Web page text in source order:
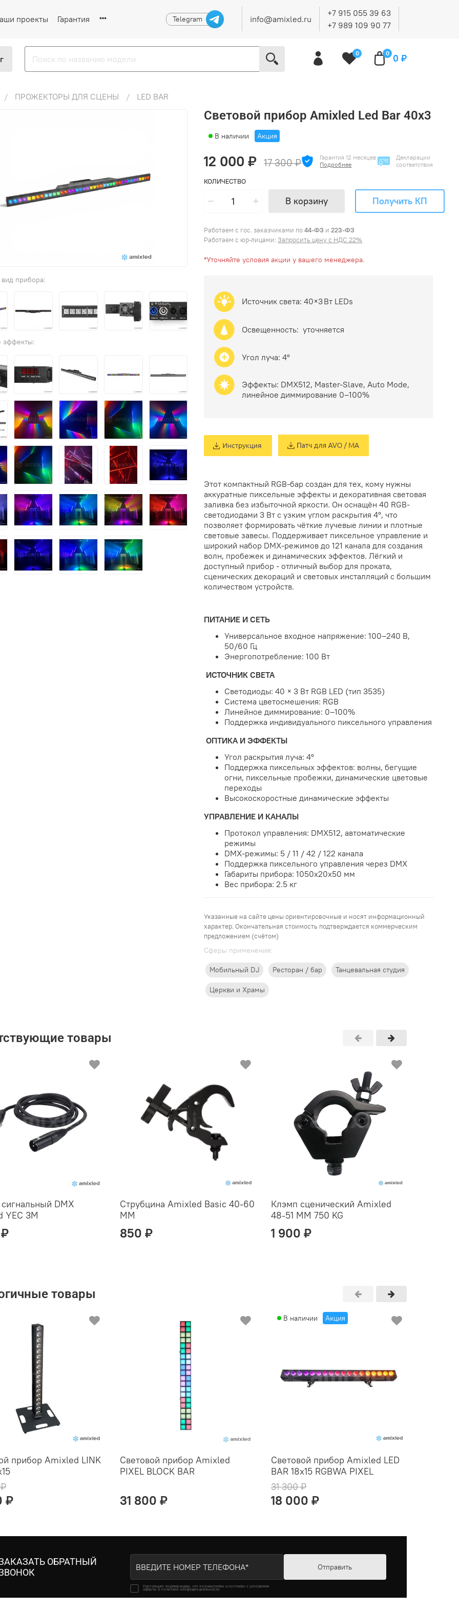
проекты Гарантия Telegram info@amixled.ru
+7 915 055 39 63
+7 989 109 90 77
0 0 0 ₽
ПРОЖЕКТОРЫ ДЛЯ СЦЕНЫ LED BAR
В наличии Акция
Световой прибор Amixled Led Bar 40x3
Cферы применения:
Мобильный DJ Ресторан / бар Танцевальная студия
Церкви и Храмы
12 000 ₽ 17 300 ₽
Гарантия 12 месяцев
Подробнее
Декларации
соответствия
КОЛИЧЕСТВО
В корзину Получить КП
Работаем с гос. заказчиками по44-ФЗ и223-ФЗ
Работаем с юр-лицами: Запросить цену с НДС 22%
*Уточняйте условия акции у вашего менеджера.
Источник света: 40×3 Вт LEDs
Освещенность: уточняется
Угол луча: 4°
Эффекты: DMX512, Master‑Slave, Auto Mode,
линейное диммирование 0–100%
Этот компактный RGB-бар создан для тех, кому нужны
аккуратные пиксельные эффекты и декоративная световая
заливка без избыточной яркости. Он оснащён 40 RGB-
светодиодами 3 Вт с узким углом раскрытия 4°, что
позволяет формировать чёткие лучевые линии и плотные
световые завесы. Поддерживает пиксельное управление и
широкий набор DMX-режимов до 121 канала для создания
волн, пробежек и динамических эффектов. Лёгкий и
доступный прибор - отличный выбор для проката,
сценических декораций и световых инсталляций с большим
количеством устройств.
ПИТАНИЕ И СЕТЬ
Универсальное входное напряжение: 100–240 В,
50/60 Гц
Энергопотребление: 100 Вт
ИСТОЧНИК СВЕТА
Светодиоды: 40 × 3 Вт RGB LED (тип 3535)
Система цветосмешения: RGB
Линейное диммирование: 0–100%
Поддержка индивидуального пиксельного управления
ОПТИКА И ЭФФЕКТЫ
Угол раскрытия луча: 4°
Поддержка пиксельных эффектов: волны, бегущие
огни, пиксельные пробежки, динамические цветовые
переходы
Высокоскоростные динамические эффекты
УПРАВЛЕНИЕ И КАНАЛЫ
Протокол управления: DMX512, автоматические
режимы
DMX-режимы: 5 / 11 / 42 / 122 канала
Поддержка пиксельного управления через DMX
Габариты прибора: 1050х20х50 мм
Вес прибора: 2.5 кг
Указанные на сайте цены ориентировочные и носят информационный
характер. Окончательная стоимость подтверждается коммерческим
предложением (счётом)
товары
DMX
YEC 3М
Струбцина Amixled Basic 40-60
MM
850 ₽
Клэмп сценический Amixled
48-51 ММ 750 KG
1 900 ₽
товары
прибор Amixled LINK
₽
Световой прибор Amixled
PIXEL BLOCK BAR
31 800 ₽
В наличии Акция
Световой прибор Amixled LED
BAR 18x15 RGBWA PIXEL
31 300 ₽
18 000 ₽
ОБРАТНЫЙ
Отправить
Настоящим подтверждаю, что я ознакомлен и согласен с условиями
оферты и политики конфиденциальности